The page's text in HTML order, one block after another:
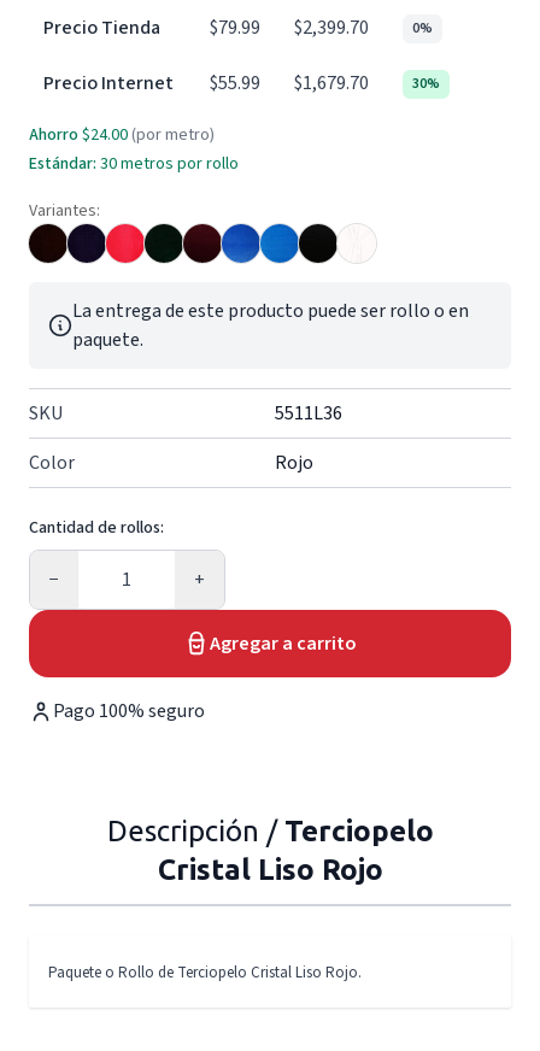
Precio Tienda $79.99 $2,399.70 0%
Precio Internet $55.99 $1,679.70 30%
Ahorro $24.00 (por metro)
Estándar: 30 metros por rollo
Variantes:
La entrega de este producto puede ser rollo o en
paquete.
SKU
5511L36
Color
Rojo
Cantidad de rollos:
−
Cantidad
+
Agregar a carrito
Pago 100% seguro
Descripción / Terciopelo
Cristal Liso Rojo
Paquete o Rollo de Terciopelo Cristal Liso Rojo.